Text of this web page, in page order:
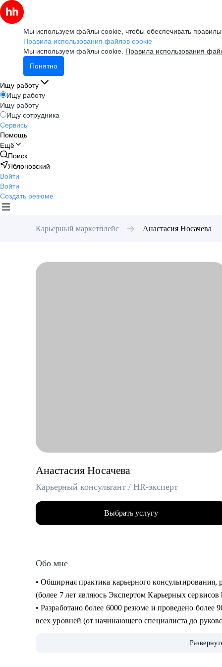
Мы используем файлы cookie, чтобы обеспечивать
Правила использования файлов cookie
Мы используем файлы cookie. Правила использования
Понятно
Ищу работу
Ищу работу
Ищу работу
Ищу сотрудника
Сервисы
Помощь
Ещё
Поиск
Яблоновский
Войти
Войти
Создать резюме
Карьерный маркетплейс Анастасия Носачева
Анастасия Носачева
Карьерный консультант / HR-эксперт
Выбрать услугу
Обо мне
• Обширная практика карьерного консультирования, резюмерайтинга, подготовки к интервью
(более 7 лет являюсь Экспертом Карьерных сервисов
• Разработано более 6000 резюме и проведено более 9000 часов консультаций для специалистов
всех уровней (от начинающего специалиста до
торговый холдинг, медицинские клиники и др.